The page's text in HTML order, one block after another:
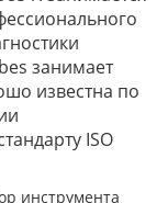
занимает
известна по
ISO
инструмента